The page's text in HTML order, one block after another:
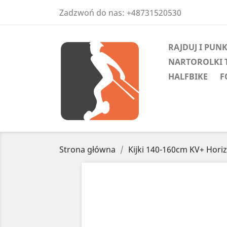
Zadzwoń do nas: +48731520530
RAJDUJ I
NARTOROLKI
HALFBIKE
Strona główna Kijki 140-160cm KV+